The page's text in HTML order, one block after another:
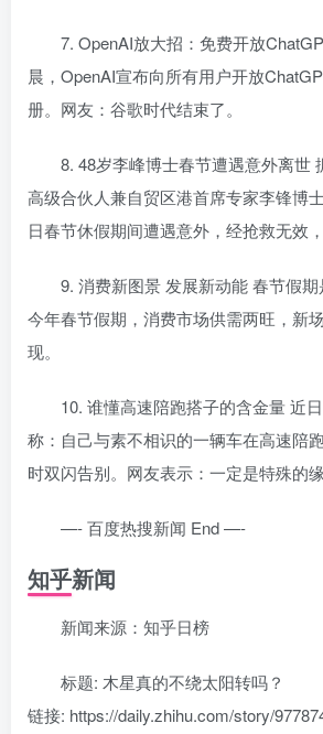
7. OpenAI放大招：免费开放
晨，OpenAI宣布向所有用户开放
册。网友：谷歌时代结束了。
8. 48岁李峰博士春节遭遇意外离世
高级合伙人兼自贸区港首席专家李锋博
日春节休假期间遭遇意外，经抢救无效，
9. 消费新图景 发展新动能 春节假期
今年春节假期，消费市场供需两旺，新
现。
10. 谁懂高速陪跑搭子的含金量 近
称：自己与素不相识的一辆车在高速陪
时双闪告别。网友表示：一定是特殊的
—- 百度热搜新闻 End —-
知乎新闻
新闻来源：知乎日榜
标题: 木星真的不绕太阳转吗？
链接: https://daily.zhihu.com/story/